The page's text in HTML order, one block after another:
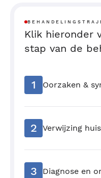
Klik hieronder
stap van de
1 Oorzaken &
2 Verwijzing
3 Diagnose en